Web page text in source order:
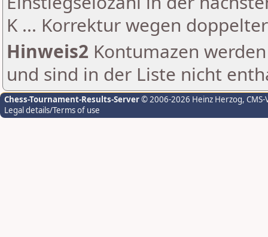
K ... Korrektur wegen
Hinweis2 Kontumazen
und sind in der Liste nicht
Chess-Tournament-Results-Server© 2006-2026 Heinz Herzog,
Legal details/Terms of use